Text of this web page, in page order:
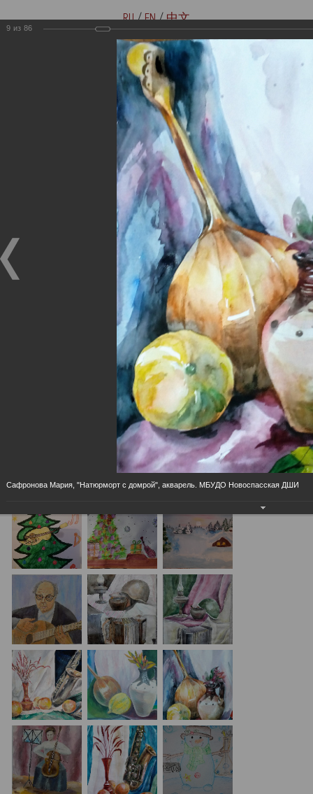
RU/EN/中文
Версия для слабовидящих
Купить билеты онлайн
Музей-мемориал В. И. Ленина
Мемориальные музеи семьи
Ульяновых
«Домики на Стрелецкой»
Городская усадьба семьи Ульяновых
Ульяновский государственный
академический симфонический
оркестр
Онлайн-выставка "Волшебная кисть"
Работы талантливых художников МО Ульяновской области.
9 из 86
Cафронова Мария, "Натюрморт с домрой", акварель. МБУДО Новоспасская ДШИ